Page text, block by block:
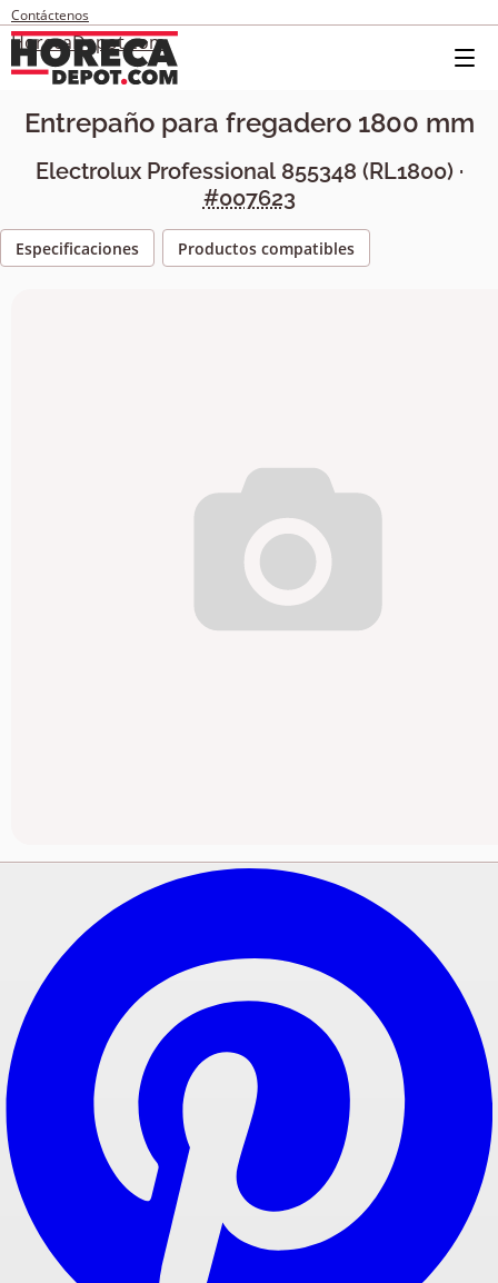
Contáctenos
HorecaDepot.com
Entrepaño para fregadero 1800 mm
Electrolux Professional 855348 (RL1800) ·
#007623
Especificaciones Productos compatibles